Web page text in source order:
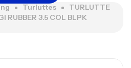
Turluttes
TURLUTTE
RUBBER 3.5 COL BLPK